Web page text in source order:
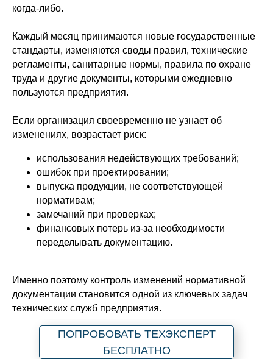
когда-либо.
Каждый месяц принимаются новые государственные
стандарты, изменяются своды правил, технические
регламенты, санитарные нормы, правила по охране
труда и другие документы, которыми ежедневно
пользуются предприятия.
Если организация своевременно не узнает об
изменениях, возрастает риск:
использования недействующих требований;
ошибок при проектировании;
выпуска продукции, не соответствующей
нормативам;
замечаний при проверках;
финансовых потерь из-за необходимости
переделывать документацию.
Именно поэтому контроль изменений нормативной
документации становится одной из ключевых задач
технических служб предприятия.
ПОПРОБОВАТЬ ТЕХЭКСПЕРТ
БЕСПЛАТНО